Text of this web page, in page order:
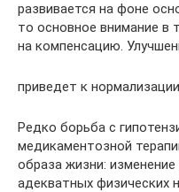
развивается на фоне
то основное внимание в
на компенсацию.
приведет к
Редко борьба с
медикаментозной
образа жизни: изменение
адекватных физических